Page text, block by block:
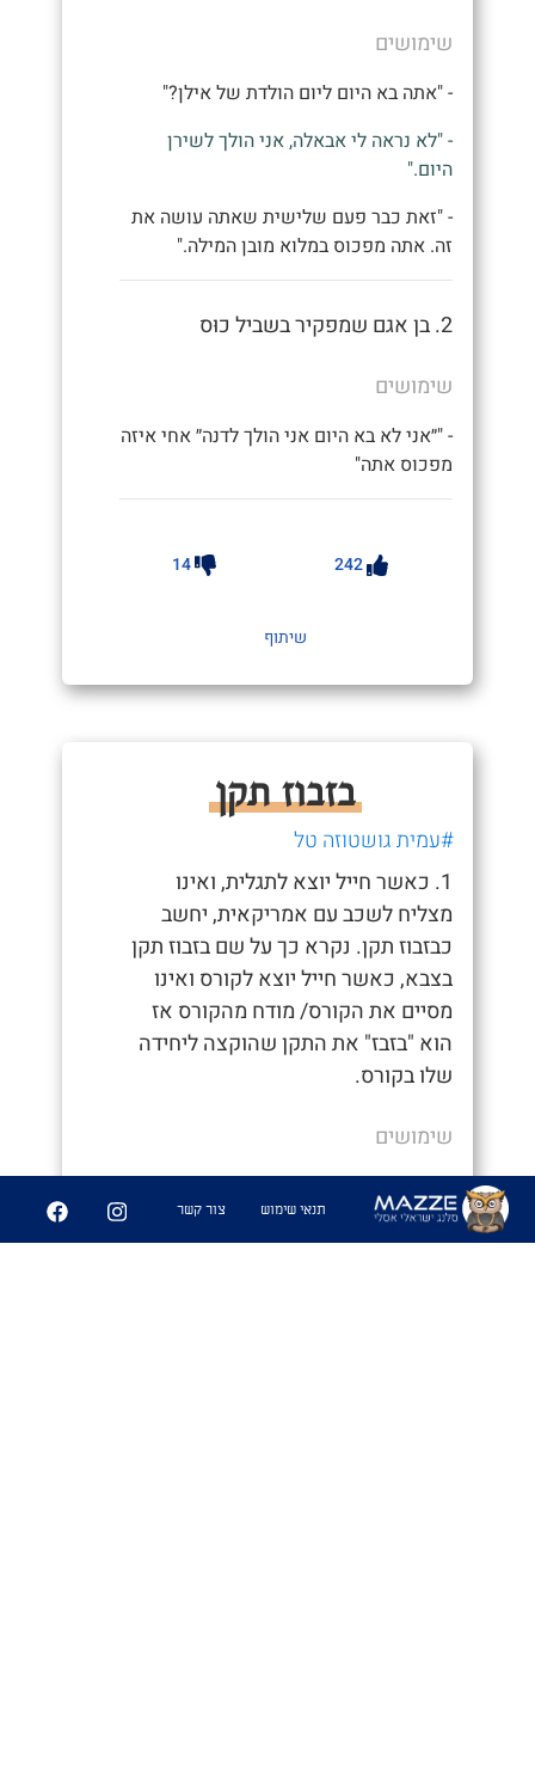
שימושים
- "אתה בא היום ליום הולדת של אילן?"
- "לא נראה לי אבאלה, אני הולך לשירן
היום."
- "זאת כבר פעם שלישית שאתה עושה את
זה. אתה מפכוס במלוא מובן המילה."
2. בן אגם שמפקיר בשביל כוּס
שימושים
- "״אני לא בא היום אני הולך לדנה״ אחי איזה
מפכוס אתה"
242
14
שיתוף
בזבוז תקן
#עמית גושטוזה טל
1. כאשר חייל יוצא לתגלית, ואינו
מצליח לשכב עם אמריקאית, יחשב
כבזבוז תקן. נקרא כך על שם בזבוז תקן
בצבא, כאשר חייל יוצא לקורס ואינו
מסיים את הקורס/ מודח מהקורס אז
הוא "בזבז" את התקן שהוקצה ליחידה
שלו בקורס.
שימושים
תנאי שימוש צור קשר